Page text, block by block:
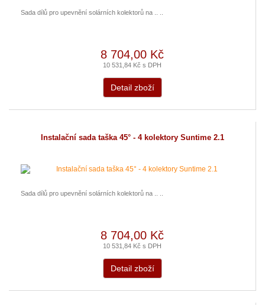
Sada dílů pro upevnění solárních kolektorů na .. ..
8 704,00 Kč
10 531,84 Kč s DPH
Detail zboží
Instalační sada taška 45° - 4 kolektory Suntime 2.1
Sada dílů pro upevnění solárních kolektorů na .. ..
8 704,00 Kč
10 531,84 Kč s DPH
Detail zboží